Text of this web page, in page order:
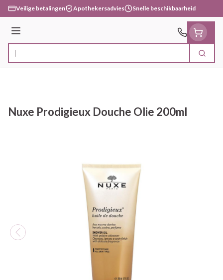
Ga naar de inhoud
Veilige betalingen Apothekersadvies Snelle beschikbaarheid
Menu
Product, merk, categorie... Zoek
Nuxe Prodigieux Douche Olie 200ml